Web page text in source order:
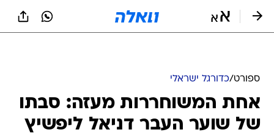
ספורט/כדורגל ישראלי
אחת המשוחררות מעזה: סבתו
של שוער העבר דניאל ליפשיץ